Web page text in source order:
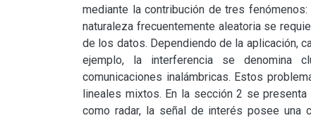
mediante la contribución de tres
naturaleza frecuentemente aleatoria se
de los datos. Dependiendo de la aplicación,
ejemplo, la interferencia se denomina
comunicaciones inalámbricas. Estos
lineales mixtos. En la sección 2 se presenta
como radar, la señal de interés posee una